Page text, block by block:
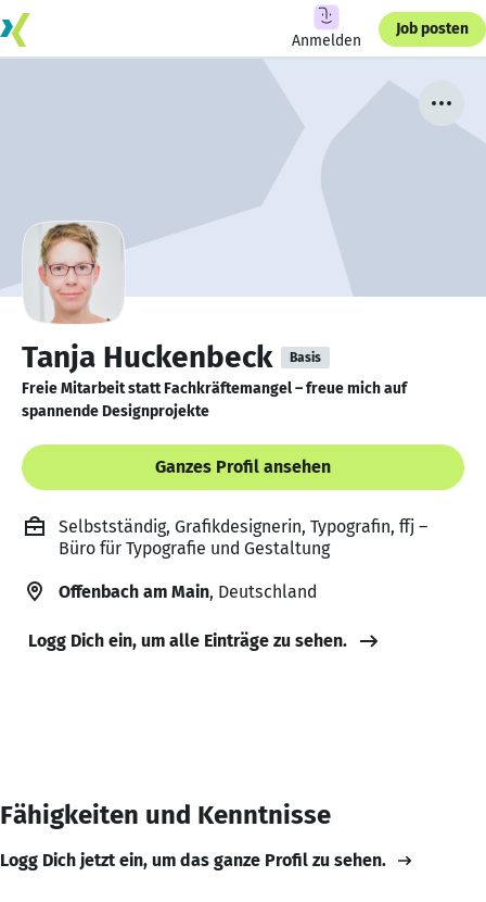
Anmelden
Job posten
Tanja Huckenbeck Basis
Freie Mitarbeit statt Fachkräftemangel – freue mich auf
spannende Designprojekte
Ganzes Profil ansehen
Selbstständig, Grafikdesignerin, Typografin, ffj –
Büro für Typografie und Gestaltung
Offenbach am Main, Deutschland
Logg Dich ein, um alle Einträge zu sehen.
Fähigkeiten und Kenntnisse
Logg Dich jetzt ein, um das ganze Profil zu sehen.